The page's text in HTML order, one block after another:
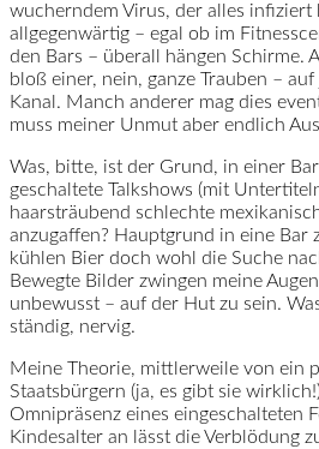
wucherndem Virus, der alles infiziert
allgegenwärtig – egal ob im
den Bars – überall hängen Schirme.
bloß einer, nein, ganze Trauben –
Kanal. Manch anderer mag dies
muss meiner Unmut aber endlich
Was, bitte, ist der Grund, in einer
geschaltete Talkshows (mit
haarsträubend schlechte
anzugaffen? Hauptgrund in eine Bar
kühlen Bier doch wohl die Suche
Bewegte Bilder zwingen meine
unbewusst – auf der Hut zu sein.
ständig, nervig.
Meine Theorie, mittlerweile von ein
Staatsbürgern (ja, es gibt sie
Omnipräsenz eines eingeschalteten
Kindesalter an lässt die Verblödung